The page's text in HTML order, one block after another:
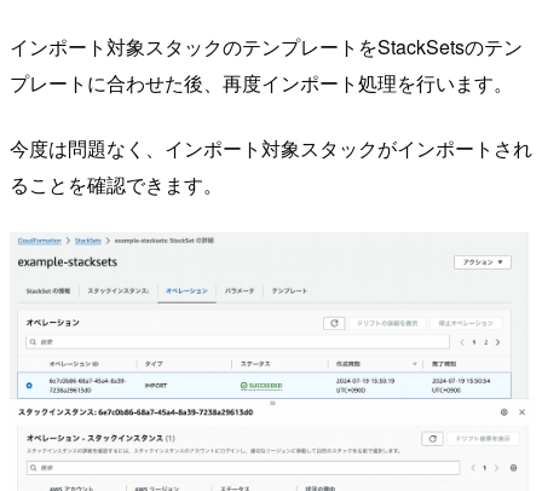
インポート対象スタックのテンプレートをStackSetsのテン
プレートに合わせた後、再度インポート処理を行います。
今度は問題なく、インポート対象スタックがインポートされ
ることを確認できます。